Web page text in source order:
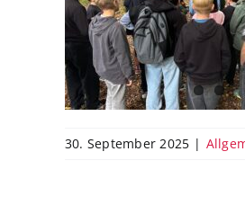
30. September 2025 |